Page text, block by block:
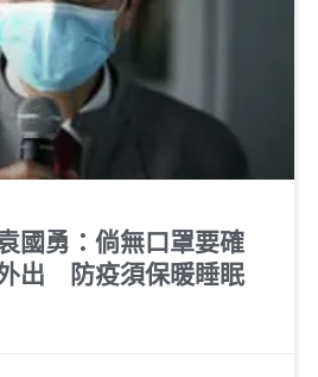
國勇：倘無口罩要確
出 防疫須保暖睡眠